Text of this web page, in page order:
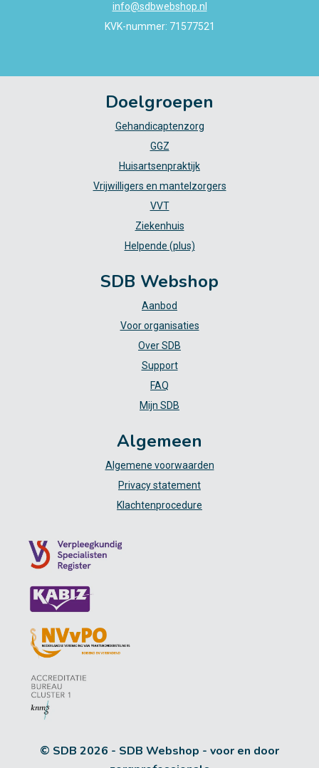
info@sdbwebshop.nl
KVK-nummer: 71577521
Doelgroepen
Gehandicaptenzorg
GGZ
Huisartsenpraktijk
Vrijwilligers en mantelzorgers
VVT
Ziekenhuis
Helpende (plus)
SDB Webshop
Aanbod
Voor organisaties
Over SDB
Support
FAQ
Mijn SDB
Algemeen
Algemene voorwaarden
Privacy statement
Klachtenprocedure
© SDB 2026 - SDB Webshop - voor en door